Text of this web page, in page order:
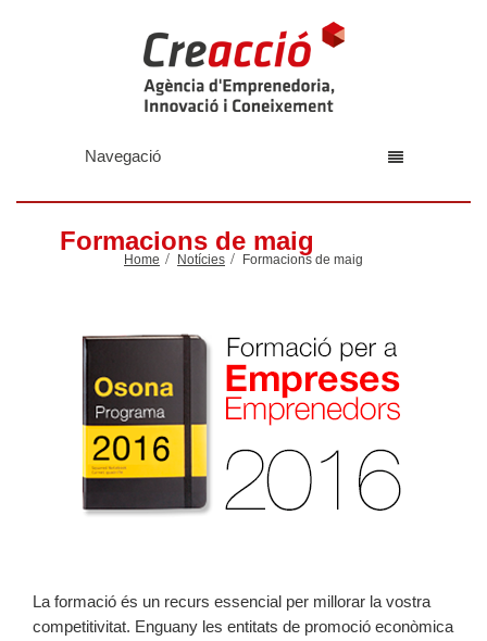
Navegació
Formacions de maig
Home Notícies Formacions de maig
La formació és un recurs essencial per millorar la vostra
competitivitat. Enguany les entitats de promoció econòmica